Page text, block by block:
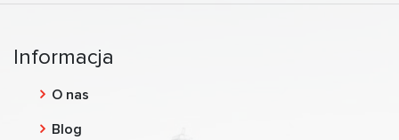
Informacja
O nas
Blog